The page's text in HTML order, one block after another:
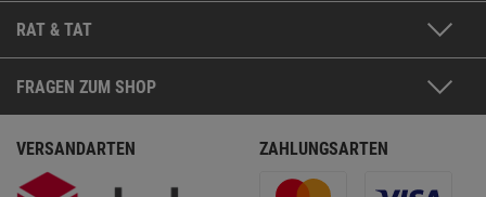
RAT & TAT
FRAGEN ZUM SHOP
VERSANDARTEN ZAHLUNGSARTEN